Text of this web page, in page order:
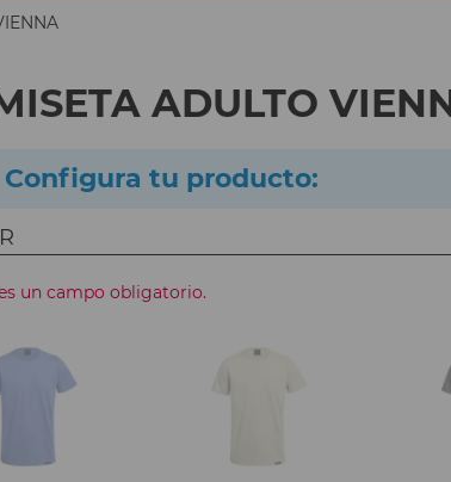
ADULTO
Configura tu producto:
un campo obligatorio.